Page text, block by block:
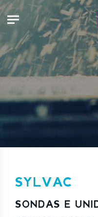
SYLVAC
SONDAS E